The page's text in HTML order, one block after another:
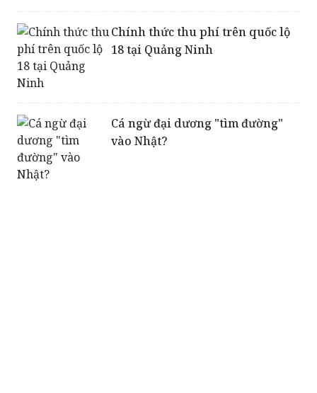
Chính thức thu phí trên quốc lộ
18 tại Quảng Ninh
Cá ngừ đại dương "tìm đường"
vào Nhật?